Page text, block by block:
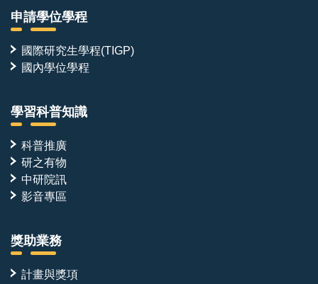
申請學位學程
國際研究生學程(TIGP)
國內學位學程
學習科普知識
科普推廣
研之有物
中研院訊
影音專區
獎助業務
計畫與獎項